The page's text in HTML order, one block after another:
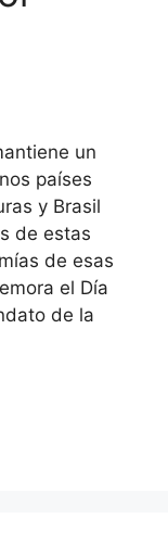
un
países
y Brasil
de estas
de esas
el Día
de la